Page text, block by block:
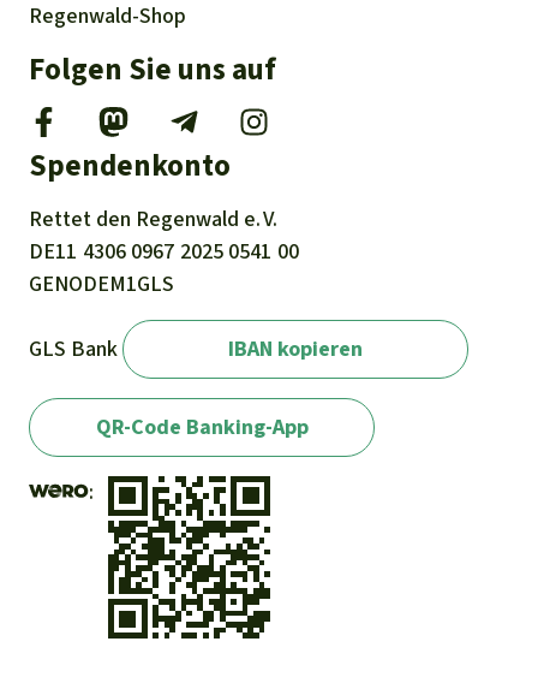
Regenwald-Shop
Folgen Sie uns auf
Spendenkonto
Rettet den Regenwald e. V.
DE11 4306 0967 2025 0541 00
GENODEM1GLS
GLS Bank IBAN kopieren
QR-Code Banking-App